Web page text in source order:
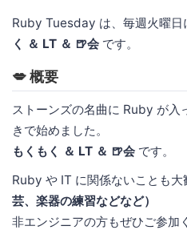
Ruby Tuesday は、毎週火曜日
く ＆ LT ＆ 🍺会 です。
💋 概要
ストーンズの名曲に Ruby が入
きで始めました。
もくもく ＆ LT ＆ 🍺会 です。
Ruby や IT に関係ないことも大
芸、楽器の練習などなど）
非エンジニアの方もぜひご参加